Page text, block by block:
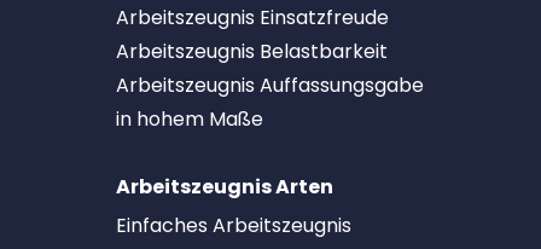
Arbeitszeugnis Einsatzfreude
Arbeitszeugnis Belastbarkeit
Arbeitszeugnis Auffassungsgabe
in hohem Maße
Arbeitszeugnis Arten
Einfaches Arbeitszeugnis